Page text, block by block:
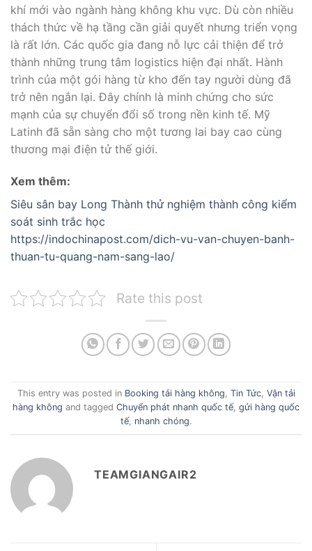
khí mới vào ngành hàng không khu vực. Dù còn nhiều
thách thức về hạ tầng cần giải quyết nhưng triển vọng
là rất lớn. Các quốc gia đang nỗ lực cải thiện để trở
thành những trung tâm logistics hiện đại nhất. Hành
trình của một gói hàng từ kho đến tay người dùng đã
trở nên ngắn lại. Đây chính là minh chứng cho sức
mạnh của sự chuyển đổi số trong nền kinh tế. Mỹ
Latinh đã sẵn sàng cho một tương lai bay cao cùng
thương mại điện tử thế giới.
Xem thêm:
Siêu sân bay Long Thành thử nghiệm thành công kiểm
soát sinh trắc học
https://indochinapost.com/dich-vu-van-chuyen-banh-
thuan-tu-quang-nam-sang-lao/
Rate this post
This entry was posted in Booking tải hàng không, Tin Tức, Vận tải
hàng không and tagged Chuyển phát nhanh quốc tế, gửi hàng quốc
tế, nhanh chóng.
TEAMGIANGAIR2